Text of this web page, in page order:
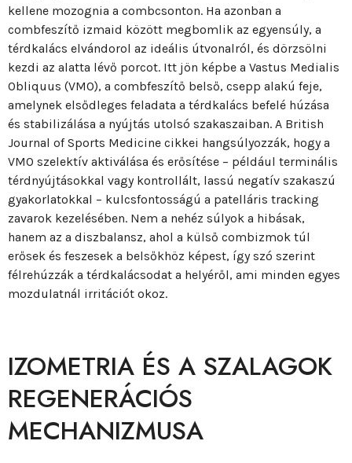
kellene mozognia a combcsonton. Ha azonban a
combfeszítő izmaid között megbomlik az egyensúly, a
térdkalács elvándorol az ideális útvonalról, és dörzsölni
kezdi az alatta lévő porcot. Itt jön képbe a Vastus Medialis
Obliquus (VMO), a combfeszítő belső, csepp alakú feje,
amelynek elsődleges feladata a térdkalács befelé húzása
és stabilizálása a nyújtás utolsó szakaszaiban. A British
Journal of Sports Medicine cikkei hangsúlyozzák, hogy a
VMO szelektív aktiválása és erősítése – például terminális
térdnyújtásokkal vagy kontrollált, lassú negatív szakaszú
gyakorlatokkal – kulcsfontosságú a patelláris tracking
zavarok kezelésében. Nem a nehéz súlyok a hibásak,
hanem az a diszbalansz, ahol a külső combizmok túl
erősek és feszesek a belsőkhöz képest, így szó szerint
félrehúzzák a térdkalácsodat a helyéről, ami minden egyes
mozdulatnál irritációt okoz.
IZOMETRIA ÉS A SZALAGOK
REGENERÁCIÓS
MECHANIZMUSA